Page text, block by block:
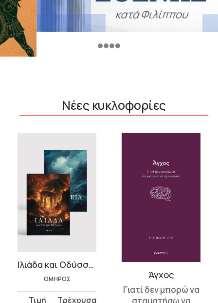
Νέες κυκλοφορίες
Ιλιάδα και Οδύσσεια
ΟΜΗΡΟΣ
Original
Άγχος
Γιατί δεν μπορώ να
σταματήσω να